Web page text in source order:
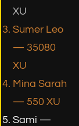
XU
Sumer Leo
— 35080
XU
Mina Sarah
— 550 XU
Sami —